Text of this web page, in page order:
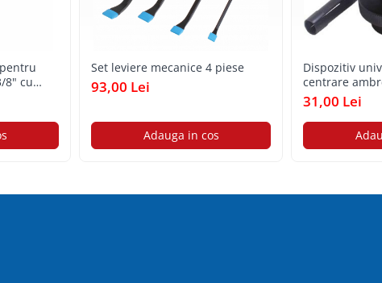
8" cu
Set leviere mecanice 4 piese
93,00 Lei
Adauga in cos
Dispozitiv
centrare
31,00 Lei